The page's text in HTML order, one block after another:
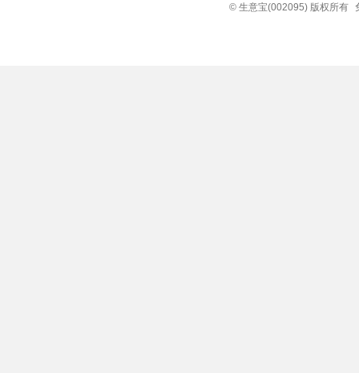
© 生意宝(002095) 版权所有